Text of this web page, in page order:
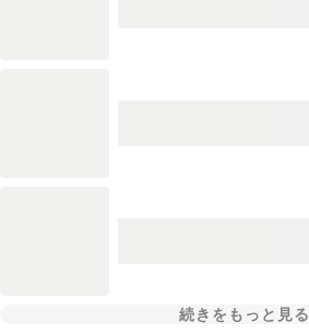
続きをもっと見る